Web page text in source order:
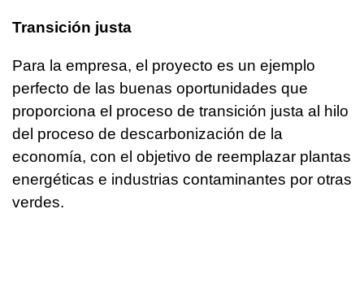
Transición justa
Para la empresa, el proyecto es un ejemplo
perfecto de las buenas oportunidades que
proporciona el proceso de transición justa al hilo
del proceso de descarbonización de la
economía, con el objetivo de reemplazar plantas
energéticas e industrias contaminantes por otras
verdes.